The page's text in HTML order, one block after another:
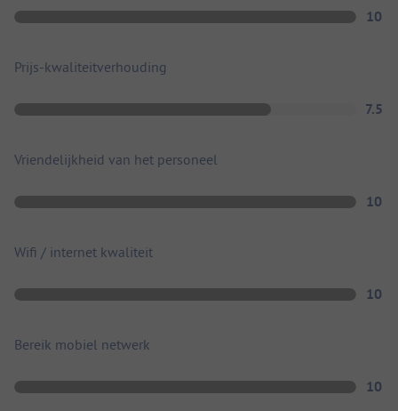
10
Prijs-kwaliteitverhouding
7.5
Vriendelijkheid van het personeel
10
Wifi / internet kwaliteit
10
Bereik mobiel netwerk
10